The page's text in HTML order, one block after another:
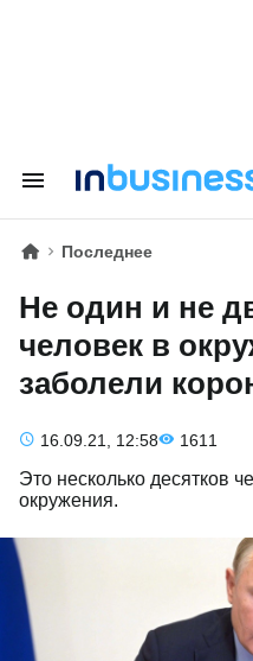
Последнее
Не один и не
человек в
заболели
16.09.21, 12:58 1611
Это несколько десятков
окружения.